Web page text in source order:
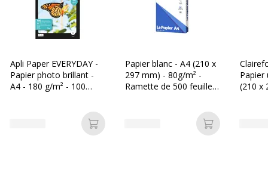
Apli Paper EVERYDAY -
Papier photo brillant -
A4 - 180 g/m² - 100
Ajouter au panier
Papier blanc - A4 (210 x
297 mm) - 80g/m² -
Ramette de 500 feuilles
Ajouter au
Papier
(210 x